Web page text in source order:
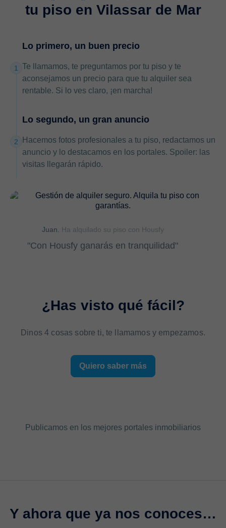
tu piso en Vilassar de Mar
Juan. Ha alquilado su piso con Housfy
"Con Housfy ganarás en tranquilidad"
1
Lo primero, un buen precio
Te llamamos, te preguntamos por tu piso y te
aconsejamos un precio para que tu alquiler sea
rentable. Si lo ves claro, ¡en marcha!
2
Lo segundo, un gran anuncio
Hacemos fotos profesionales a tu piso, redactamos un
anuncio y lo destacamos en los portales. Spoiler: las
visitas llegarán rápido.
¿Has visto qué fácil?
Dinos 4 cosas sobre ti, te llamamos y empezamos.
Quiero saber más
Publicamos en los mejores portales inmobiliarios
Y ahora que ya nos conoces…